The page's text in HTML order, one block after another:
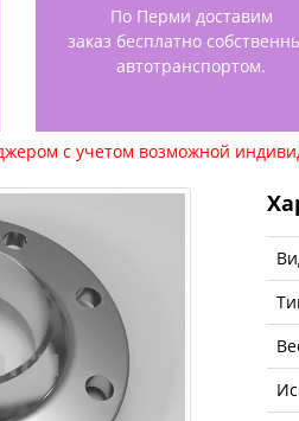
По Перми доставим
заказ бесплатно
автотранспортом.
с учетом возможной